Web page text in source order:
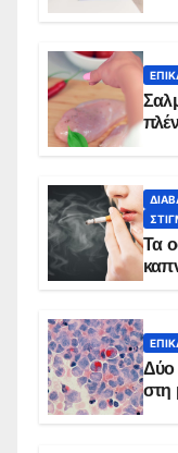
Τα
Δύο
στη